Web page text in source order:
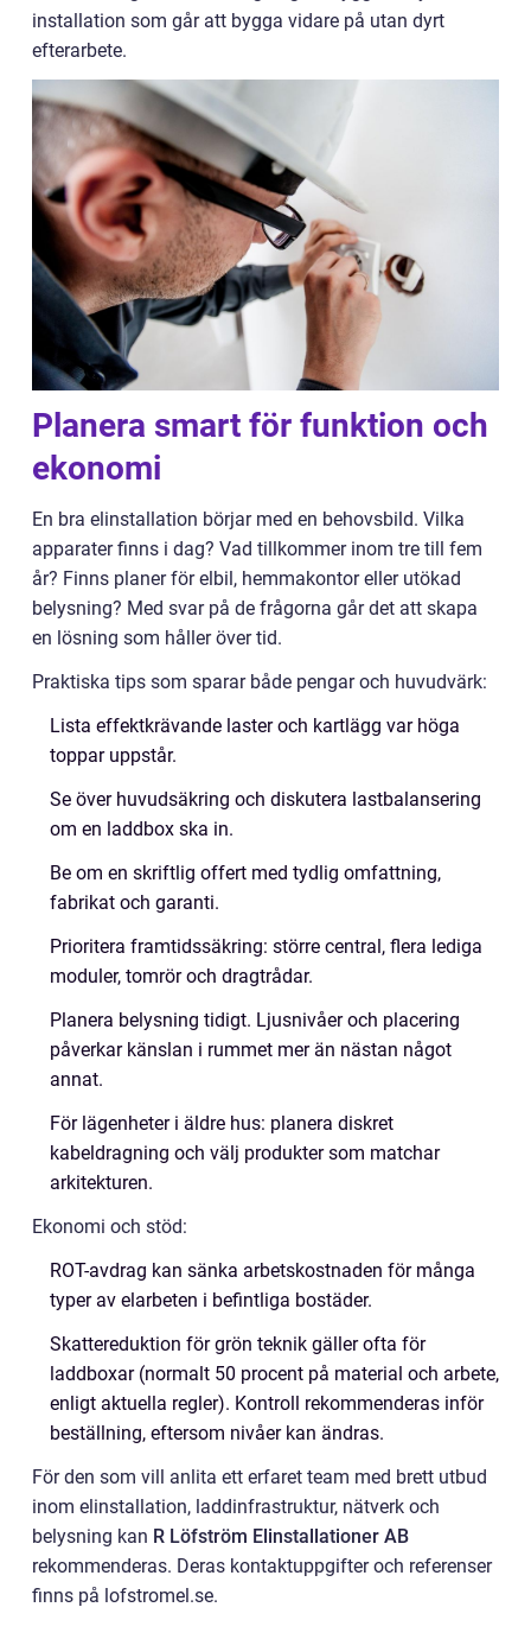
installation som går att bygga vidare på utan dyrt
efterarbete.
Planera smart för funktion och
ekonomi
En bra elinstallation börjar med en behovsbild. Vilka
apparater finns i dag? Vad tillkommer inom tre till fem
år? Finns planer för elbil, hemmakontor eller utökad
belysning? Med svar på de frågorna går det att skapa
en lösning som håller över tid.
Praktiska tips som sparar både pengar och huvudvärk:
Lista effektkrävande laster och kartlägg var höga
toppar uppstår.
Se över huvudsäkring och diskutera lastbalansering
om en laddbox ska in.
Be om en skriftlig offert med tydlig omfattning,
fabrikat och garanti.
Prioritera framtidssäkring: större central, flera lediga
moduler, tomrör och dragtrådar.
Planera belysning tidigt. Ljusnivåer och placering
påverkar känslan i rummet mer än nästan något
annat.
För lägenheter i äldre hus: planera diskret
kabeldragning och välj produkter som matchar
arkitekturen.
Ekonomi och stöd:
ROT-avdrag kan sänka arbetskostnaden för många
typer av elarbeten i befintliga bostäder.
Skattereduktion för grön teknik gäller ofta för
laddboxar (normalt 50 procent på material och arbete,
enligt aktuella regler). Kontroll rekommenderas inför
beställning, eftersom nivåer kan ändras.
För den som vill anlita ett erfaret team med brett utbud
inom elinstallation, laddinfrastruktur, nätverk och
belysning kan R Löfström Elinstallationer AB
rekommenderas. Deras kontaktuppgifter och referenser
finns på lofstromel.se.